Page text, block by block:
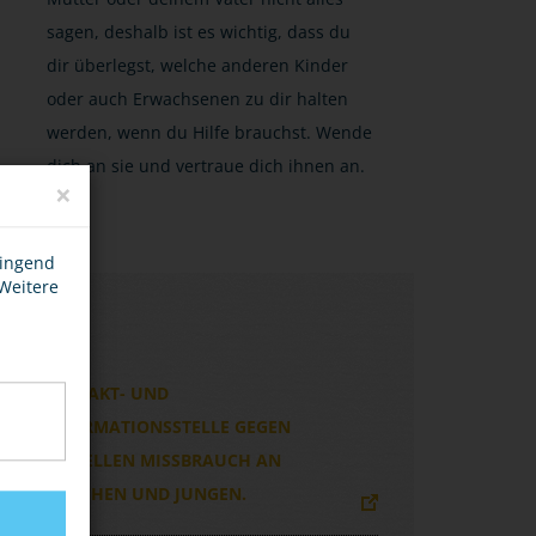
sagen, deshalb ist es wichtig, dass du
dir überlegst, welche anderen Kinder
oder auch Erwachsenen zu dir halten
werden, wenn du Hilfe brauchst. Wende
dich an sie und vertraue dich ihnen an.
KONTAKT- UND
INFORMATIONSSTELLE GEGEN
SEXUELLEN MISSBRAUCH AN
MÄDCHEN UND JUNGEN.
×